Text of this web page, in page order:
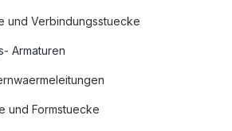
und Verbindungsstuecke
Armaturen
und Formstuecke